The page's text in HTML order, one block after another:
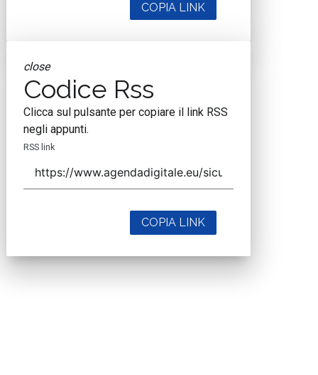
COPIA LINK
close
Codice Rss
Clicca sul pulsante per copiare il link RSS
negli appunti.
RSS link
COPIA LINK